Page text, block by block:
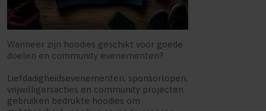
Wanneer zijn hoodies geschikt voor goede
doelen en community evenementen?
Liefdadigheidsevenementen, sponsorlopen,
vrijwilligersacties en community projecten
gebruiken bedrukte hoodies om